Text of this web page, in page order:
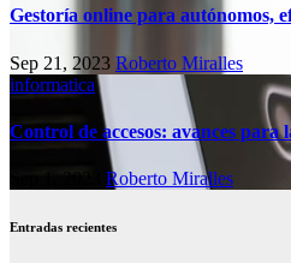
Gestoría online para autónomos,
Sep 21, 2023 Roberto Miralles
informatica
Control de accesos: avances para
Roberto Miralles
Entradas recientes